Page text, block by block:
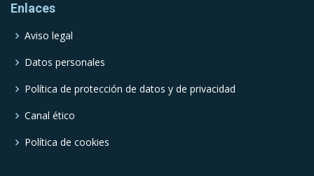
Enlaces
Aviso legal
Datos personales
Política de protección de datos y de privacidad
Canal ético
Política de cookies